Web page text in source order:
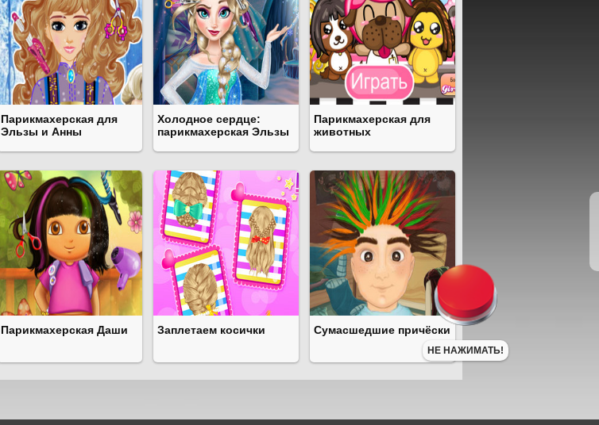
Парикмахерская для
Эльзы и Анны
Холодное сердце:
парикмахерская Эльзы
Парикмахерская для
животных
Парикмахерская Даши Заплетаем косички Сумасшедшие причёски
НЕ НАЖИМАТЬ!